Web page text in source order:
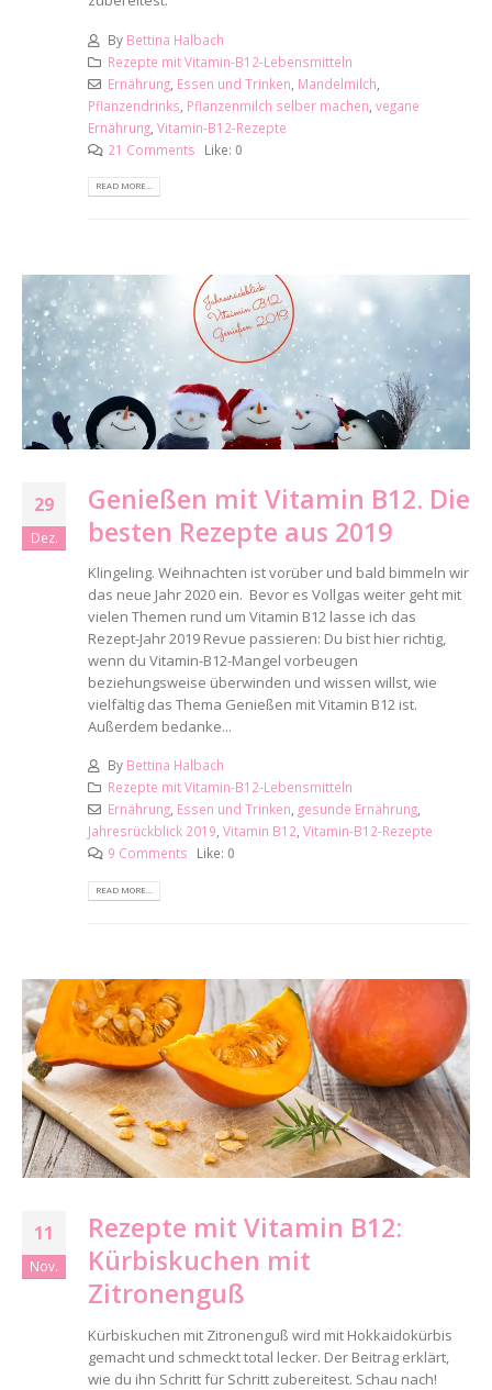
By Bettina Halbach
Rezepte mit Vitamin-B12-Lebensmitteln
Ernährung, Essen und Trinken Mandelmilch
Pflanzendrinks Pflanzenmilch selber machen vegane
Ernährung Vitamin-B12-Rezepte
21 Comments
Like: 0
READ MORE...
29
Dez.
Genießen mit Vitamin B12. Die
besten Rezepte aus 2019
Klingeling. Weihnachten ist vorüber und bald bimmeln wir
das neue Jahr 2020 ein. Bevor es Vollgas weiter geht mit
vielen Themen rund um Vitamin B12 lasse ich das
Rezept-Jahr 2019 Revue passieren: Du bist hier richtig,
wenn du Vitamin-B12-Mangel vorbeugen
beziehungsweise überwinden und wissen willst, wie
vielfältig das Thema Genießen mit Vitamin B12 ist.
Außerdem bedanke...
By Bettina Halbach
Rezepte mit Vitamin-B12-Lebensmitteln
Ernährung, Essen und Trinken, gesunde Ernährung,
Jahresrückblick 2019, Vitamin B12, Vitamin-B12-Rezepte
9 Comments
Like: 0
READ MORE...
11
Nov.
Rezepte mit Vitamin B12:
Kürbiskuchen mit
Zitronenguß
Kürbiskuchen mit Zitronenguß wird mit Hokkaidokürbis
gemacht und schmeckt total lecker. Der Beitrag erklärt,
wie du ihn Schritt für Schritt zubereitest. Schau nach!